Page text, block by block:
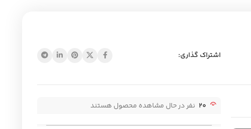
اشتراک گذاری:
20 نفر در حال مشاهده محصول هستند